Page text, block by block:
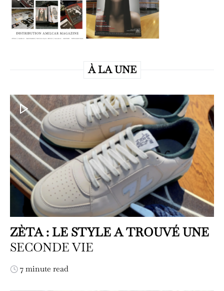
À LA UNE
ZÈTA : LE STYLE A TROUVÉ UNE
SECONDE VIE
7 minute read